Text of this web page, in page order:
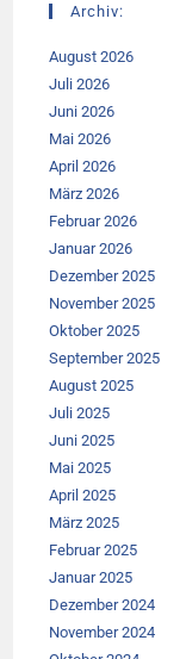
Archiv:
August 2026
Juli 2026
Juni 2026
Mai 2026
April 2026
März 2026
Februar 2026
Januar 2026
Dezember 2025
November 2025
Oktober 2025
September 2025
August 2025
Juli 2025
Juni 2025
Mai 2025
April 2025
März 2025
Februar 2025
Januar 2025
Dezember 2024
November 2024